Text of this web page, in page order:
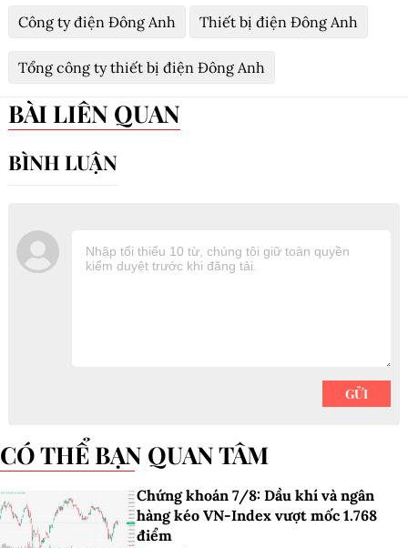
Công ty điện Đông Anh Thiết bị điện Đông Anh
Tổng công ty thiết bị điện Đông Anh
BÀI LIÊN QUAN
CÓ THỂ BẠN QUAN TÂM
Chứng khoán 7/8: Dầu khí và ngân
hàng kéo VN-Index vượt mốc 1.768
điểm